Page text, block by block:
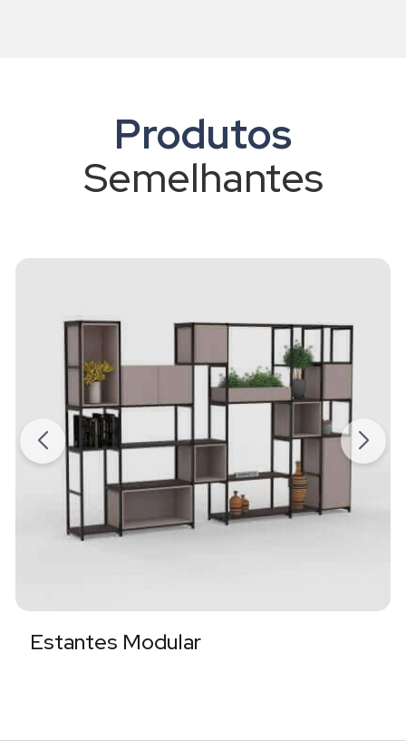
Produtos
Semelhantes
Estantes Modular